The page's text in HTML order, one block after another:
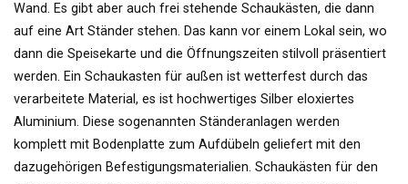
Wand. Es gibt aber auch frei stehende Schaukästen, die dann
auf eine Art Ständer stehen. Das kann vor einem Lokal sein, wo
dann die Speisekarte und die Öffnungszeiten stilvoll präsentiert
werden. Ein Schaukasten für außen ist wetterfest durch das
verarbeitete Material, es ist hochwertiges Silber eloxiertes
Aluminium. Diese sogenannten Ständeranlagen werden
komplett mit Bodenplatte zum Aufdübeln geliefert mit den
dazugehörigen Befestigungsmaterialien. Schaukästen für den